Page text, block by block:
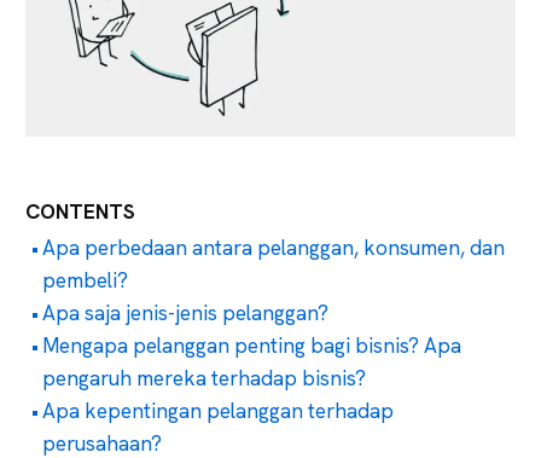
CONTENTS
Apa perbedaan antara pelanggan, konsumen, dan
pembeli?
Apa saja jenis-jenis pelanggan?
Mengapa pelanggan penting bagi bisnis? Apa
pengaruh mereka terhadap bisnis?
Apa kepentingan pelanggan terhadap
perusahaan?